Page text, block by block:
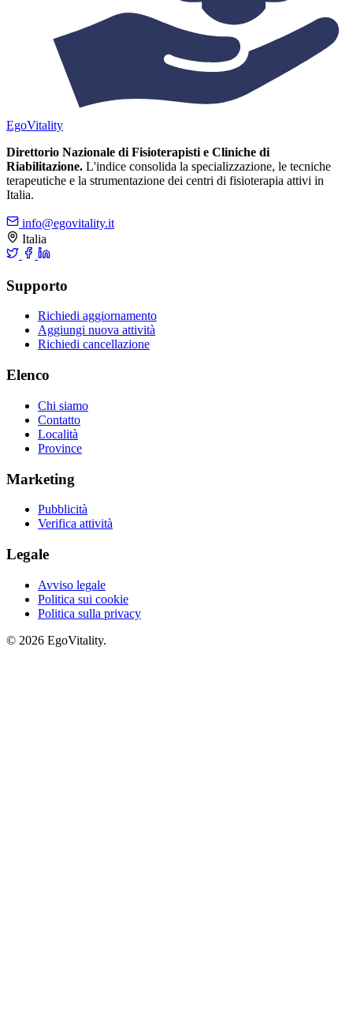
EgoVitality
Direttorio Nazionale di Fisioterapisti e Cliniche di
Riabilitazione. L'indice consolida la specializzazione, le tecniche
terapeutiche e la strumentazione dei centri di fisioterapia attivi in
Italia.
info@egovitality.it
Italia
Supporto
Richiedi aggiornamento
Aggiungi nuova attività
Richiedi cancellazione
Elenco
Chi siamo
Contatto
Località
Province
Marketing
Pubblicità
Verifica attività
Legale
Avviso legale
Politica sui cookie
Politica sulla privacy
© 2026 EgoVitality.